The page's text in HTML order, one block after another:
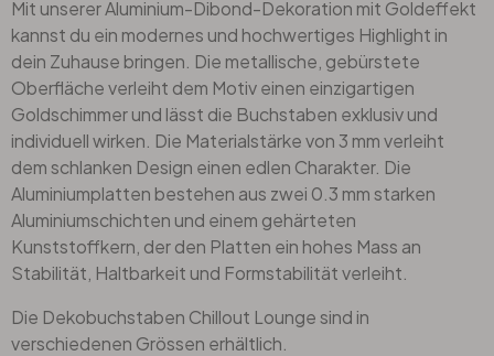
Mit unserer Aluminium-Dibond-Dekoration mit Goldeffekt
kannst du ein modernes und hochwertiges Highlight in
dein Zuhause bringen. Die metallische, gebürstete
Oberfläche verleiht dem Motiv einen einzigartigen
Goldschimmer und lässt die Buchstaben exklusiv und
individuell wirken. Die Materialstärke von 3 mm verleiht
dem schlanken Design einen edlen Charakter. Die
Aluminiumplatten bestehen aus zwei 0.3 mm starken
Aluminiumschichten und einem gehärteten
Kunststoffkern, der den Platten ein hohes Mass an
Stabilität, Haltbarkeit und Formstabilität verleiht.
Die Dekobuchstaben Chillout Lounge sind in
verschiedenen Grössen erhältlich.